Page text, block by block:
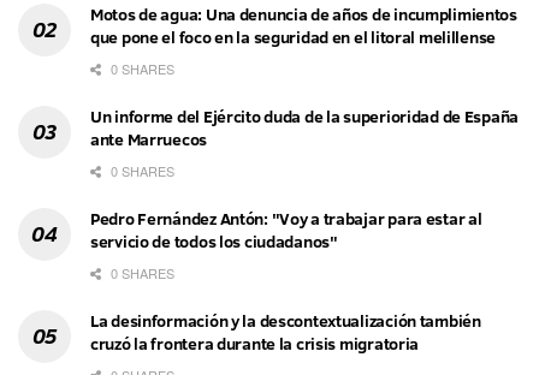
Motos de agua: Una denuncia de años de incumplimientos
que pone el foco en la seguridad en el litoral melillense
0 SHARES
Un informe del Ejército duda de la superioridad de España
ante Marruecos
0 SHARES
Pedro Fernández Antón: "Voy a trabajar para estar al
servicio de todos los ciudadanos"
0 SHARES
La desinformación y la descontextualización también
cruzó la frontera durante la crisis migratoria